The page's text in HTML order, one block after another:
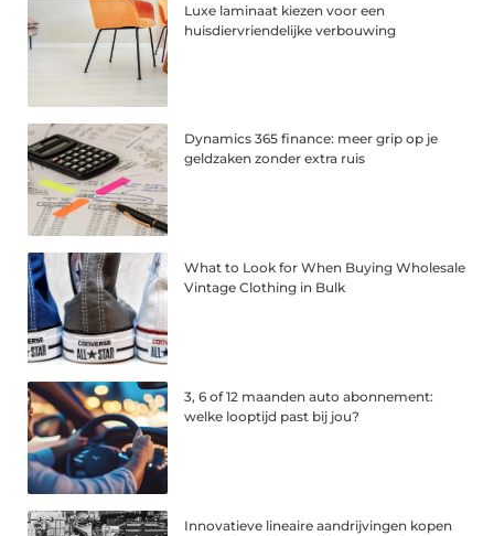
Luxe laminaat kiezen voor een
huisdiervriendelijke verbouwing
Dynamics 365 finance: meer grip op je
geldzaken zonder extra ruis
What to Look for When Buying Wholesale
Vintage Clothing in Bulk
3, 6 of 12 maanden auto abonnement:
welke looptijd past bij jou?
Innovatieve lineaire aandrijvingen kopen